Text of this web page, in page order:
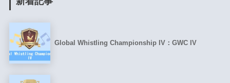
Global Whistling Championship IV：GWC IV